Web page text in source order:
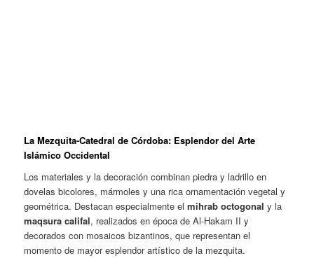
La Mezquita-Catedral de Córdoba: Esplendor del Arte
Islámico Occidental
Los materiales y la decoración combinan piedra y ladrillo en
dovelas bicolores, mármoles y una rica ornamentación vegetal y
geométrica. Destacan especialmente elmihrab octogonal y la
maqsura califal, realizados en época de Al-Hakam II y
decorados con mosaicos bizantinos, que representan el
momento de mayor esplendor artístico de la mezquita.